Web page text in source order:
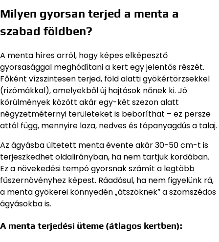
Milyen gyorsan terjed a menta a
szabad földben?
A menta híres arról, hogy képes elképesztő
gyorsasággal meghódítani a kert egy jelentős részét.
Főként vízszintesen terjed, föld alatti gyökértörzsekkel
(rizómákkal), amelyekből új hajtások nőnek ki. Jó
körülmények között akár egy-két szezon alatt
négyzetméternyi területeket is beboríthat – ez persze
attól függ, mennyire laza, nedves és tápanyagdús a talaj.
Az ágyásba ültetett menta évente akár 30-50 cm-t is
terjeszkedhet oldalirányban, ha nem tartjuk kordában.
Ez a növekedési tempó gyorsnak számít a legtöbb
fűszernövényhez képest. Ráadásul, ha nem figyelünk rá,
a menta gyökerei könnyedén „átszöknek” a szomszédos
ágyásokba is.
A menta terjedési üteme (átlagos kertben):